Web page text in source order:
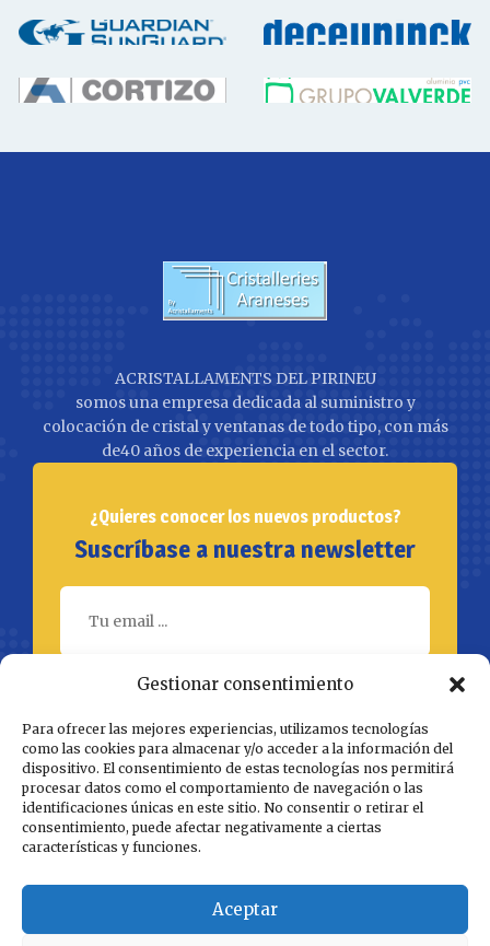
Gestionar consentimiento
Para ofrecer las mejores experiencias, utilizamos tecnologías
como las cookies para almacenar y/o acceder a la información del
dispositivo. El consentimiento de estas tecnologías nos permitirá
procesar datos como el comportamiento de navegación o las
identificaciones únicas en este sitio. No consentir o retirar el
consentimiento, puede afectar negativamente a ciertas
características y funciones.
Aceptar
ACRISTALLAMENTS DEL PIRINEU
somos una empresa dedicada al suministro y
colocación de cristal y ventanas de todo tipo, con más
de40 años de experiencia en el sector.
¿Quieres conocer los nuevos productos?
Suscríbase a nuestra newsletter